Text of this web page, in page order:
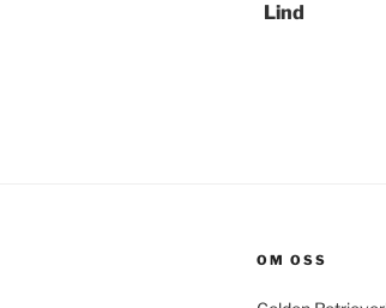
Lind
OM OSS